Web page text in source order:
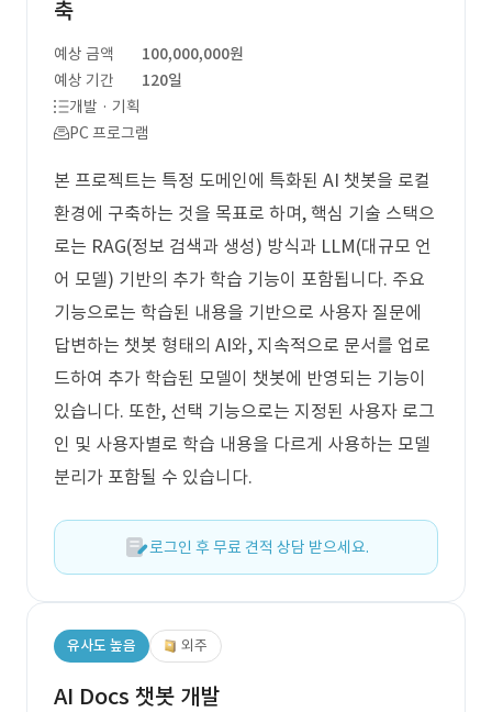
축
예상 금액
100,000,000원
예상 기간
120일
개발 · 기획
PC 프로그램
본 프로젝트는 특정 도메인에 특화된 AI 챗봇을 로컬
환경에 구축하는 것을 목표로 하며, 핵심 기술 스택으
로는 RAG(정보 검색과 생성) 방식과 LLM(대규모 언
어 모델) 기반의 추가 학습 기능이 포함됩니다. 주요
기능으로는 학습된 내용을 기반으로 사용자 질문에
답변하는 챗봇 형태의 AI와, 지속적으로 문서를 업로
드하여 추가 학습된 모델이 챗봇에 반영되는 기능이
있습니다. 또한, 선택 기능으로는 지정된 사용자 로그
인 및 사용자별로 학습 내용을 다르게 사용하는 모델
분리가 포함될 수 있습니다.
로그인 후 무료 견적 상담 받으세요.
유사도 높음 외주
AI Docs 챗봇 개발